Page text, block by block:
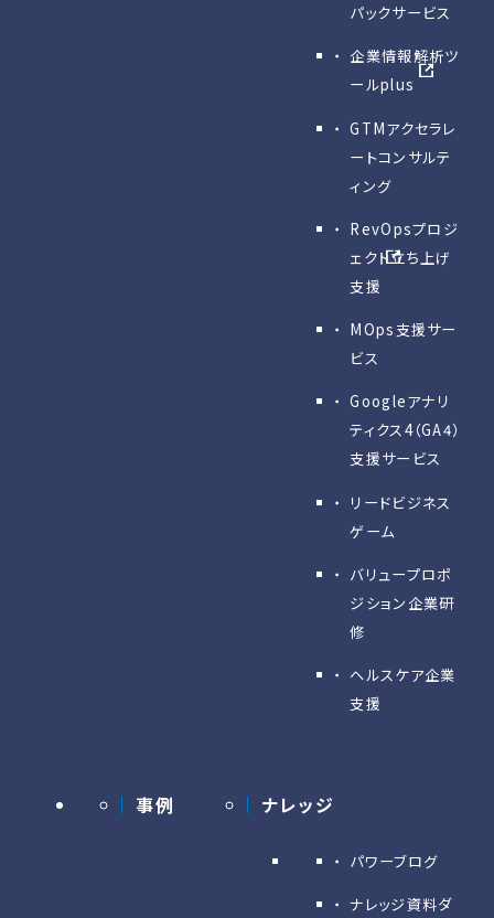
パックサービス
企業情報解析ツ
ールplus
GTMアクセラレ
ートコンサルテ
ィング
RevOpsプロジ
ェクト立ち上げ
支援
MOps支援サー
ビス
Googleアナリ
ティクス4（GA4）
支援サービス
リードビジネス
ゲーム
バリュープロポ
ジション企業研
修
ヘルスケア企業
支援
事例 ナレッジ
パワーブログ
ナレッジ資料ダ